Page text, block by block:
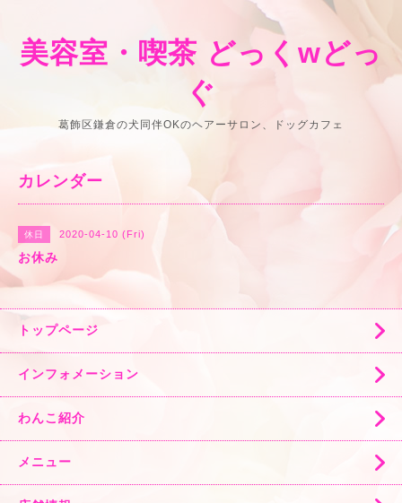
美容室・喫茶 どっくwどっ
ぐ
葛飾区鎌倉の犬同伴OKのヘアーサロン、ドッグカフェ
カレンダー
休日 2020-04-10 (Fri)
お休み
トップページ
インフォメーション
わんこ紹介
メニュー